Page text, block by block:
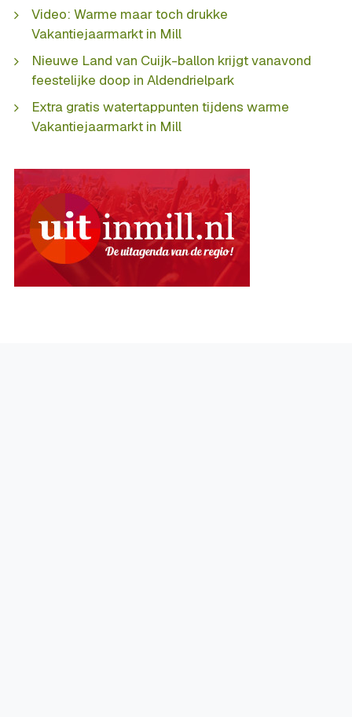
Video: Warme maar toch drukke
Vakantiejaarmarkt in Mill
Nieuwe Land van Cuijk-ballon krijgt vanavond
feestelijke doop in Aldendrielpark
Extra gratis watertappunten tijdens warme
Vakantiejaarmarkt in Mill